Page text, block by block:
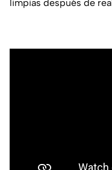
limpias después de